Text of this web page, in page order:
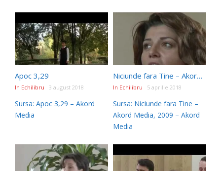
Apoc 3,29
In Echilibru 3 august 2018
Sursa: Apoc 3,29 – Akord
Media
Niciunde fara Tine – Akord Media, 2009
In Echilibru 5 aprilie 2018
Sursa: Niciunde fara Tine –
Akord Media, 2009 – Akord
Media